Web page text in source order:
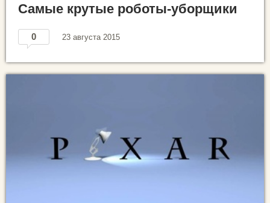
Самые крутые роботы-уборщики
0 23 августа 2015